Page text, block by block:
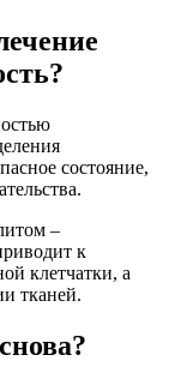
состояние,
–
к
клетчатки, а
тканей.